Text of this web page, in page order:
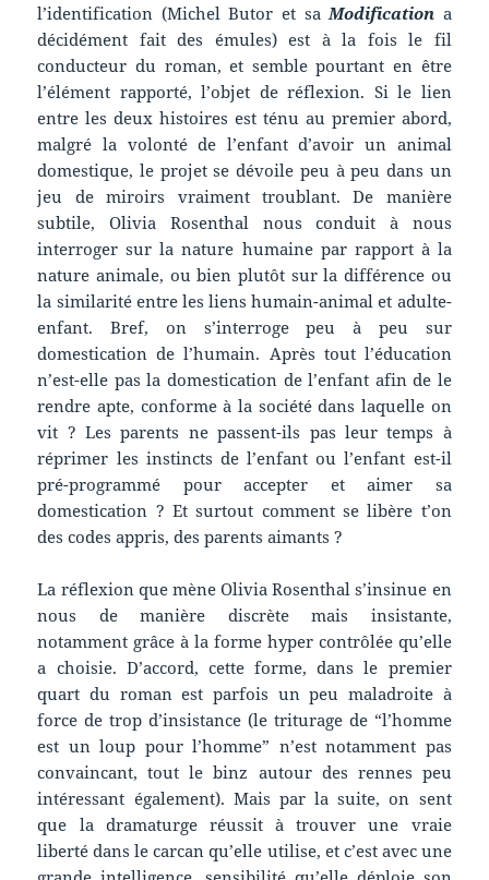
l’identification (Michel Butor et sa Modification a
décidément fait des émules) est à la fois le fil
conducteur du roman, et semble pourtant en être
l’élément rapporté, l’objet de réflexion. Si le lien
entre les deux histoires est ténu au premier abord,
malgré la volonté de l’enfant d’avoir un animal
domestique, le projet se dévoile peu à peu dans un
jeu de miroirs vraiment troublant. De manière
subtile, Olivia Rosenthal nous conduit à nous
interroger sur la nature humaine par rapport à la
nature animale, ou bien plutôt sur la différence ou
la similarité entre les liens humain-animal et adulte-
enfant. Bref, on s’interroge peu à peu sur
domestication de l’humain. Après tout l’éducation
n’est-elle pas la domestication de l’enfant afin de le
rendre apte, conforme à la société dans laquelle on
vit ? Les parents ne passent-ils pas leur temps à
réprimer les instincts de l’enfant ou l’enfant est-il
pré-programmé pour accepter et aimer sa
domestication ? Et surtout comment se libère t’on
des codes appris, des parents aimants ?
La réflexion que mène Olivia Rosenthal s’insinue en
nous de manière discrète mais insistante,
notamment grâce à la forme hyper contrôlée qu’elle
a choisie. D’accord, cette forme, dans le premier
quart du roman est parfois un peu maladroite à
force de trop d’insistance (le triturage de “l’homme
est un loup pour l’homme” n’est notamment pas
convaincant, tout le binz autour des rennes peu
intéressant également). Mais par la suite, on sent
que la dramaturge réussit à trouver une vraie
liberté dans le carcan qu’elle utilise, et c’est avec une